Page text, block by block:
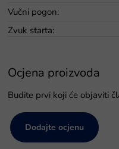
Vučni pogon:
Zvuk starta:
Ocjena proizvoda
Budite prvi koji će objaviti
Dodajte ocjenu